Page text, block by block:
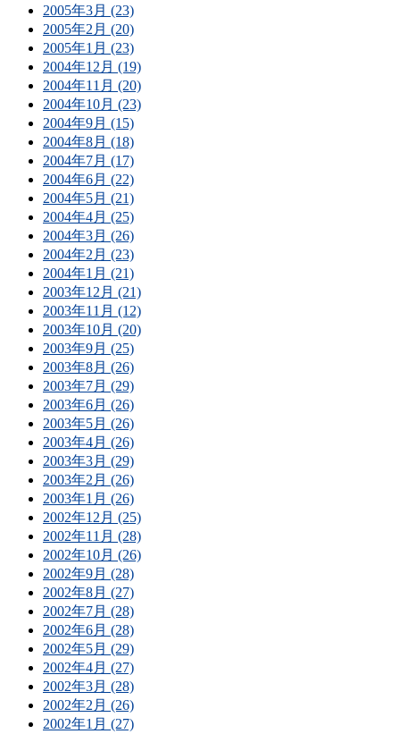
2005年3月 (23)
2005年2月 (20)
2005年1月 (23)
2004年12月 (19)
2004年11月 (20)
2004年10月 (23)
2004年9月 (15)
2004年8月 (18)
2004年7月 (17)
2004年6月 (22)
2004年5月 (21)
2004年4月 (25)
2004年3月 (26)
2004年2月 (23)
2004年1月 (21)
2003年12月 (21)
2003年11月 (12)
2003年10月 (20)
2003年9月 (25)
2003年8月 (26)
2003年7月 (29)
2003年6月 (26)
2003年5月 (26)
2003年4月 (26)
2003年3月 (29)
2003年2月 (26)
2003年1月 (26)
2002年12月 (25)
2002年11月 (28)
2002年10月 (26)
2002年9月 (28)
2002年8月 (27)
2002年7月 (28)
2002年6月 (28)
2002年5月 (29)
2002年4月 (27)
2002年3月 (28)
2002年2月 (26)
2002年1月 (27)